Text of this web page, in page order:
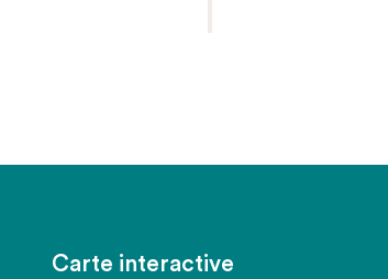
Carte interactive